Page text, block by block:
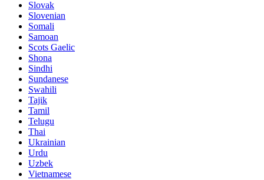
Slovak
Slovenian
Somali
Samoan
Scots Gaelic
Shona
Sindhi
Sundanese
Swahili
Tajik
Tamil
Telugu
Thai
Ukrainian
Urdu
Uzbek
Vietnamese